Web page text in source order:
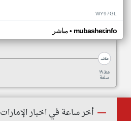
WY97GL
مباشر• mubasher.info
منذ ١٩
ساعة
أخر ساعة في اخبار الإمارات